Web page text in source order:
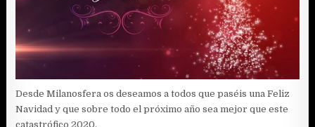
Desde Milanosfera os deseamos a todos que paséis una Feliz
Navidad y que sobre todo el próximo año sea mejor que este
catastrófico 2020.